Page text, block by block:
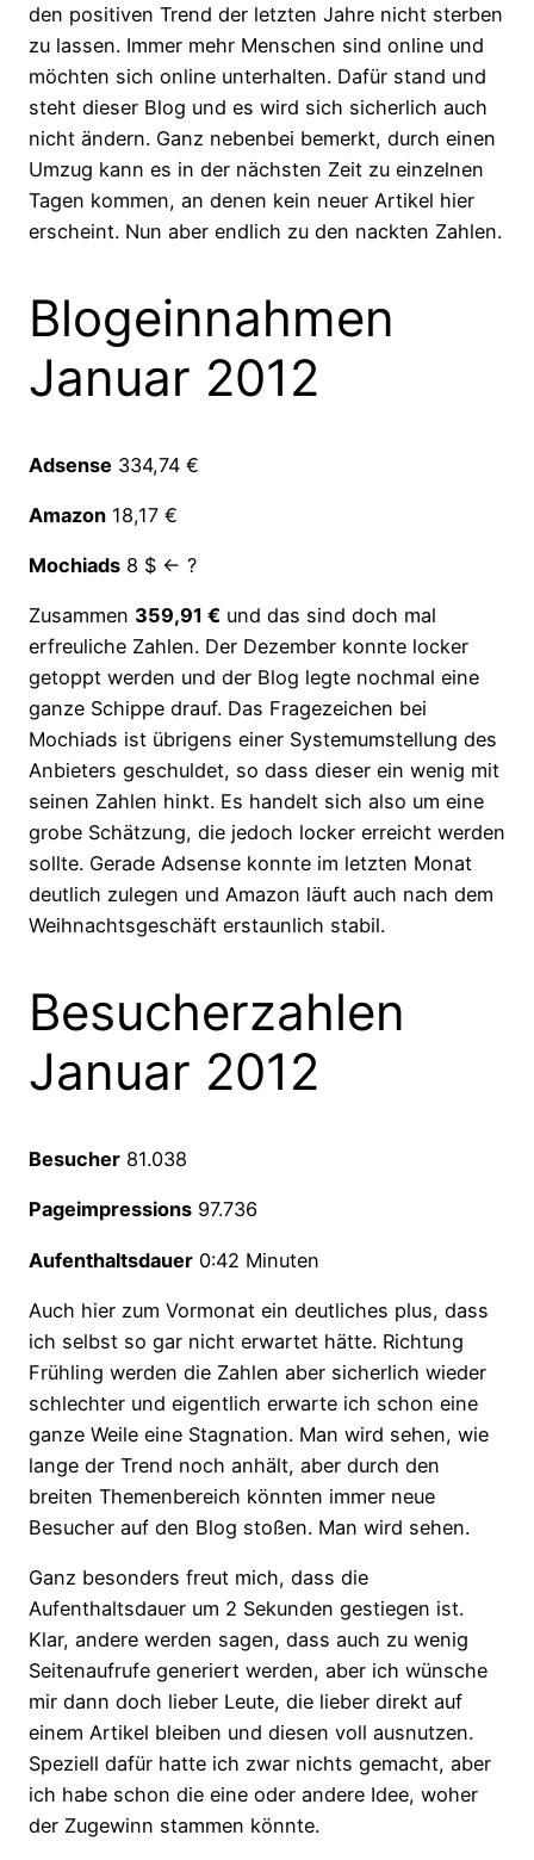
den positiven Trend der letzten Jahre nicht sterben
zu lassen. Immer mehr Menschen sind online und
möchten sich online unterhalten. Dafür stand und
steht dieser Blog und es wird sich sicherlich auch
nicht ändern. Ganz nebenbei bemerkt, durch einen
Umzug kann es in der nächsten Zeit zu einzelnen
Tagen kommen, an denen kein neuer Artikel hier
erscheint. Nun aber endlich zu den nackten Zahlen.
Blogeinnahmen
Januar 2012
Adsense 334,74 €
Amazon 18,17 €
Mochiads 8 $ <- ?
Zusammen 359,91 € und das sind doch mal
erfreuliche Zahlen. Der Dezember konnte locker
getoppt werden und der Blog legte nochmal eine
ganze Schippe drauf. Das Fragezeichen bei
Mochiads ist übrigens einer Systemumstellung des
Anbieters geschuldet, so dass dieser ein wenig mit
seinen Zahlen hinkt. Es handelt sich also um eine
grobe Schätzung, die jedoch locker erreicht werden
sollte. Gerade Adsense konnte im letzten Monat
deutlich zulegen und Amazon läuft auch nach dem
Weihnachtsgeschäft erstaunlich stabil.
Besucherzahlen
Januar 2012
Besucher 81.038
Pageimpressions 97.736
Aufenthaltsdauer 0:42 Minuten
Auch hier zum Vormonat ein deutliches plus, dass
ich selbst so gar nicht erwartet hätte. Richtung
Frühling werden die Zahlen aber sicherlich wieder
schlechter und eigentlich erwarte ich schon eine
ganze Weile eine Stagnation. Man wird sehen, wie
lange der Trend noch anhält, aber durch den
breiten Themenbereich könnten immer neue
Besucher auf den Blog stoßen. Man wird sehen.
Ganz besonders freut mich, dass die
Aufenthaltsdauer um 2 Sekunden gestiegen ist.
Klar, andere werden sagen, dass auch zu wenig
Seitenaufrufe generiert werden, aber ich wünsche
mir dann doch lieber Leute, die lieber direkt auf
einem Artikel bleiben und diesen voll ausnutzen.
Speziell dafür hatte ich zwar nichts gemacht, aber
ich habe schon die eine oder andere Idee, woher
der Zugewinn stammen könnte.